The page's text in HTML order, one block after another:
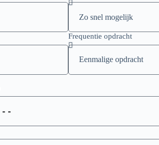
Frequentie opdracht